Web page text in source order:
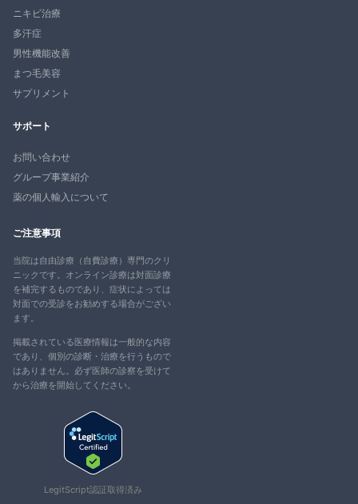
ニキビ治療
多汗症
男性機能改善
まつ毛美容
サプリメント
サポート
お問い合わせ
グループ事業紹介
薬の個人輸入について
ご注意事項
当院は自由診療（自費診療）専門のクリ
ニックです。オンライン診療は対面診療
を補完するものであり、症状によっては
対面での受診をお勧めする場合がござい
ます。
掲載されている医療情報は一般的な内容
であり、個別の診断・治療を行うもので
はありません。必ず医師の診察を受けて
から治療を開始してください。
LegitScript認証取得済み